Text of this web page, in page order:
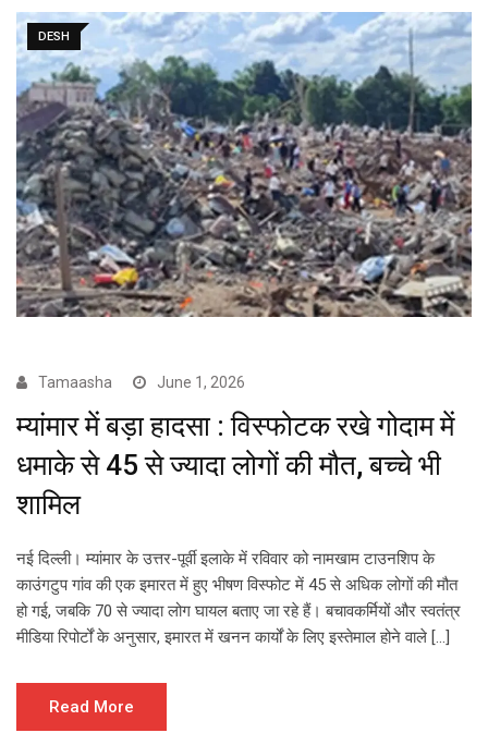
DESH
Tamaasha June 1, 2026
म्यांमार में बड़ा हादसा : विस्फोटक रखे गोदाम में
धमाके से 45 से ज्यादा लोगों की मौत, बच्‍चे भी
शाम‍िल
नई दिल्ली। म्यांमार के उत्तर-पूर्वी इलाके में रविवार को नामखाम टाउनशिप के
काउंगटुप गांव की एक इमारत में हुए भीषण विस्फोट में 45 से अधिक लोगों की मौत
हो गई, जबकि 70 से ज्यादा लोग घायल बताए जा रहे हैं। बचावकर्मियों और स्वतंत्र
मीडिया रिपोर्टों के अनुसार, इमारत में खनन कार्यों के लिए इस्तेमाल होने वाले […]
Read More